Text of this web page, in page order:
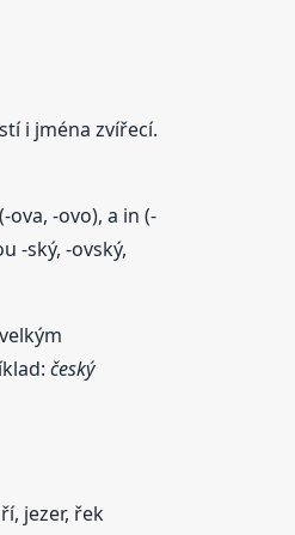
i jména zvířecí.
-ovo), a in (-
-ský, -ovský,
český
jezer, řek